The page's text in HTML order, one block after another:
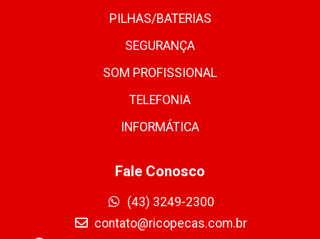
PILHAS/BATERIAS
SEGURANÇA
SOM PROFISSIONAL
TELEFONIA
INFORMÁTICA
Fale Conosco
(43) 3249-2300
contato@ricopecas.com.br